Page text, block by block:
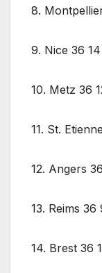
8.
9. Nice 36
10. Metz 36
11. St.
12. Angers
13. Reims 36
14. Brest 36